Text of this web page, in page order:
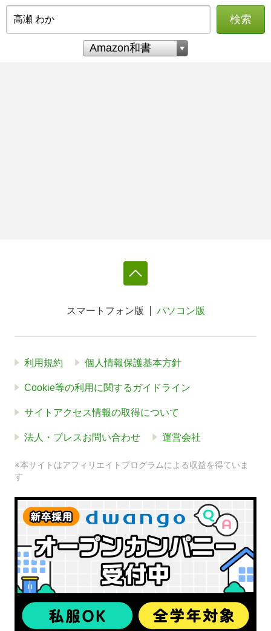
検索
スマートフォン版 パソコン版
利用規約 個人情報保護基本方針
Cookie等の利用に関するガイドライン
サイトアクセス情報の取得について
法人・プレスお問い合わせ 運営会社
※本サイトはアフィリエイトプログラムによる収益を得ていま
す